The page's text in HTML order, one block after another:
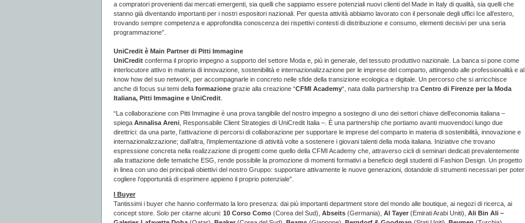
a compratori provenienti dai mercati emergenti, sia quelli che sappiamo essere potenziali nuovi clienti del Made in Italy di qualità, sia quelli che
stanno già diventando importanti per i nostri espositori nazionali. Per questa attività abbiamo lavorato con il personale degli uffici Ice all’estero,
trovando sempre competenza e approfondita conoscenza dei rispettivi contesti di distribuzione e consumo, elementi decisivi per una seria
programmazione”.
UniCredit è Main Partner di Pitti Immagine
UniCredit conferma il proprio impegno a supporto del settore Moda e, più in generale, del tessuto produttivo nazionale. La banca si pone come
interlocutore attivo in materia di innovazione, sostenibilità e internazionalizzazione per le imprese del comparto, attingendo alle professionalità e al
know how del suo network, per accompagnarle in concreto nelle sfide della transizione ecologica e digitale. Un percorso che si arricchisce
anche di focus sui temi della formazione grazie alla creazione “CFMI Academy“, nata dalla partnership tra Centro di Firenze per la Moda
Italiana, Pitti Immagine e UniCredit
“La collaborazione con Pitti Immagine è una prova tangibile del nostro impegno a sostegno di uno dei settori chiave dell’economia italiana –
spiega Annalisa Areni , Responsabile Client Strategies di UniCredit Italia –. È una partnership che portiamo avanti muovendoci lungo due
direttrici: da una parte, l’attivazione di percorsi di collaborazione per supportare le imprese del comparto in materia di sostenibilità, innovazione e
internazionalizzazione; dall’altra, l’implementazione di attività volte a sostenere i giovani talenti della moda italiana. Iniziative che trovano
espressione concreta nella realizzazione di progetti come quello della CFMI Academy che, attraverso cicli di seminari dedicati prevalentemente
alla trattazione delle tematiche ESG, rende possibile la promozione di momenti formativi a beneficio degli studenti di Fashion Design. Un progetto
in linea con uno dei principali obiettivi del nostro Gruppo: supportare attivamente le nuove generazioni, dotandole di strumenti necessari per poter
cogliere l’opportunità di esprimere appieno il proprio potenziale”.
I Buyer
Tantissimi i buyer che hanno confermato la loro presenza: dai più importanti department store del mondo alle boutique, ai negozi di ricerca, ai
concept store. Solo per citarne alcuni: 10 Corso Como (Corea del Sud), Abseits (Germania), Al Tayer (Emirati Arabi Uniti), Ali Bin Ali –